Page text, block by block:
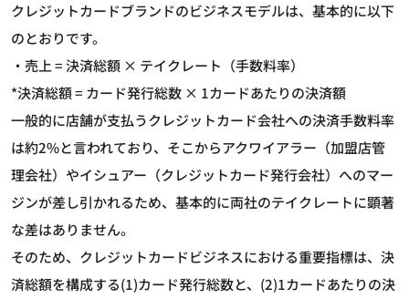
クレジットカードブランドのビジネスモデルは、基本的に以下
のとおりです。
・売上 = 決済総額 × テイクレート（手数料率）
*決済総額 = カード発行総数 × 1カードあたりの決済額
一般的に店舗が支払うクレジットカード会社への決済手数料率
は約2%と言われており、そこからアクワイアラー（加盟店管
理会社）やイシュアー（クレジットカード発行会社）へのマー
ジンが差し引かれるため、基本的に両社のテイクレートに顕著
な差はありません。
そのため、クレジットカードビジネスにおける重要指標は、決
済総額を構成する(1)カード発行総数と、(2)1カードあたりの決